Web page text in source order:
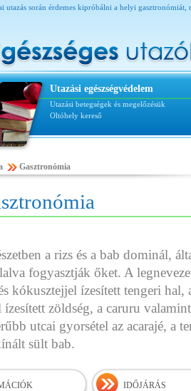
utazás során érdemes kipróbálni a helyi
Utazási egészségvédelem
Utazási betegségek és megelőzésük
Oltóhely kereső
Gasztronómia
a rizs és a bab dominál,
fogyasztják őket. A
kókusztejjel ízesített tengeri hal,
ízesített zöldség, a caruru
utcai gyorsétel az acarajé, a
sült bab.
IDŐJÁRÁS